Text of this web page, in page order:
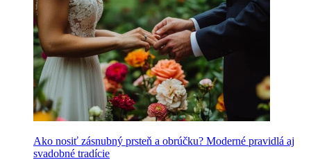
Ako nosiť zásnubný prsteň a obrúčku? Moderné pravidlá aj
svadobné tradície